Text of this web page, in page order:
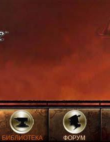
БИБЛИОТЕКА ФОРУМ